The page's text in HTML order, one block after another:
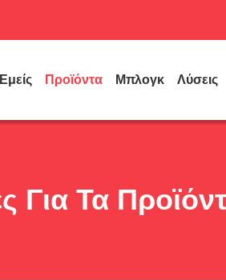
Προϊόντα Μπλογκ Λύσεις
Για Τα